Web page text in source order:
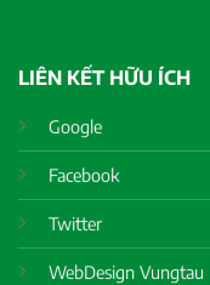
LIÊN KẾT HỮU ÍCH
Google
Facebook
Twitter
WebDesign Vungtau